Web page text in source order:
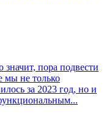
значит, пора подвести
мы не только
за 2023 год, но и